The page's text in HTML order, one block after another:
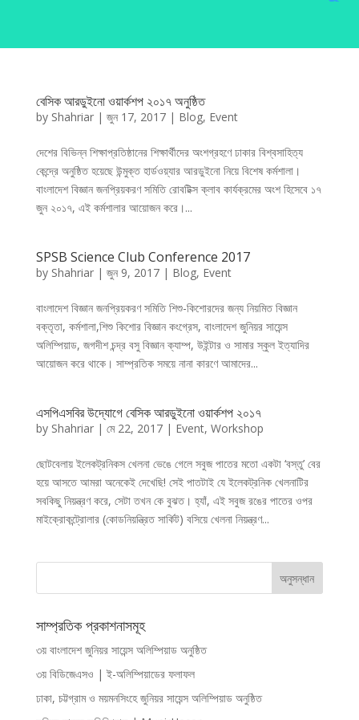
বেসিক আরডুইনো ওয়ার্কশপ ২০১৭ অনুষ্ঠিত
by Shahriar| জুন 17, 2017| Blog, Event
দেশের বিভিন্ন শিক্ষাপ্রতিষ্ঠানের শিক্ষার্থীদের অংশগ্রহণে ঢাকার বিশ্বসাহিত্য
কেন্দ্রে অনুষ্ঠিত হয়েছে উন্মুক্ত হার্ডওয়্যার আরডুইনো নিয়ে বিশেষ কর্মশালা।
বাংলাদেশ বিজ্ঞান জনপ্রিয়করণ সমিতি রোবটিক্স ক্লাব কার্যক্রমের অংশ হিসেবে ১৭
জুন ২০১৭, এই কর্মশালার আয়োজন করে।...
SPSB Science Club Conference 2017
by Shahriar| জুন 9, 2017| Blog, Event
বাংলাদেশ বিজ্ঞান জনপ্রিয়করণ সমিতি শিশু-কিশোরদের জন্য নিয়মিত বিজ্ঞান
বক্তৃতা, কর্মশালা,শিশু কিশোর বিজ্ঞান কংগ্রেস, বাংলাদেশ জুনিয়র সায়েন্স
অলিম্পিয়াড, জগদীশ চন্দ্র বসু বিজ্ঞান ক্যাম্প, উইন্টার ও সামার স্কুল ইত্যাদির
আয়োজন করে থাকে। সাম্প্রতিক সময়ে নানা কারণে আমাদের...
এসপিএসবির উদ্যোগে বেসিক আরডুইনো ওয়ার্কশপ ২০১৭
by Shahriar| মে 22, 2017| Event, Workshop
ছোটবেলায় ইলেকট্রনিকস খেলনা ভেঙে গেলে সবুজ পাতের মতো একটা ‘বস্তু’ বের
হয়ে আসতে আমরা অনেকেই দেখেছি! সেই পাতটাই যে ইলেকট্রনিক খেলনাটির
সবকিছু নিয়ন্ত্রণ করে, সেটা তখন কে বুঝত। হ্যাঁ, এই সবুজ রঙের পাতের ওপর
মাইক্রোকন্ট্রোলার (কোডনিয়ন্ত্রিত সার্কিট) বসিয়ে খেলনা নিয়ন্ত্রণ...
সাম্প্রতিক প্রকাশনাসমূহ
৩য় বাংলাদেশ জুনিয়র সায়েন্স অলিম্পিয়াড অনুষ্ঠিত
৩য় বিডিজেএসও | ই-অলিম্পিয়াডের ফলাফল
ঢাকা, চট্টগ্রাম ও ময়মনসিংহে জুনিয়র সায়েন্স অলিম্পিয়াড অনুষ্ঠিত